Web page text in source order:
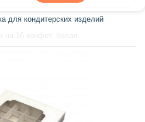
для кондитерских изделий